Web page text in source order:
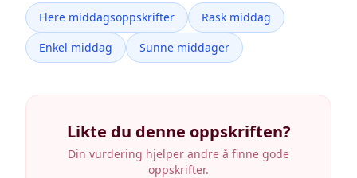
Flere middagsoppskrifter
Rask middag
Enkel middag
Sunne middager
Likte du denne oppskriften?
Din vurdering hjelper andre å finne gode
oppskrifter.